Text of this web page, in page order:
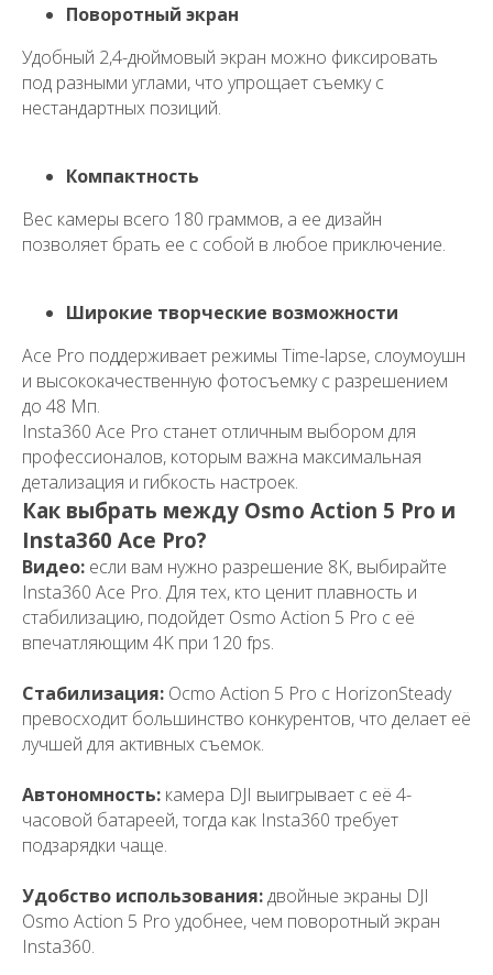
Поворотный экран
Удобный 2,4-дюймовый экран можно фиксировать
под разными углами, что упрощает съемку с
нестандартных позиций.
Компактность
Вес камеры всего 180 граммов, а ее дизайн
позволяет брать ее с собой в любое приключение.
Широкие творческие возможности
Ace Pro поддерживает режимы Time-lapse, слоумоушн
и высококачественную фотосъемку с разрешением
до 48 Мп.
Insta360 Ace Pro станет отличным выбором для
профессионалов, которым важна максимальная
детализация и гибкость настроек.
Как выбрать между Osmo Action 5 Pro и
Insta360 Ace Pro?
Видео: если вам нужно разрешение 8K, выбирайте
Insta360 Ace Pro. Для тех, кто ценит плавность и
стабилизацию, подойдет Osmo Action 5 Pro с её
впечатляющим 4K при 120 fps.
Стабилизация: Осmo Action 5 Pro с HorizonSteady
превосходит большинство конкурентов, что делает её
лучшей для активных съемок.
Автономность: камера DJI выигрывает с её 4-
часовой батареей, тогда как Insta360 требует
подзарядки чаще.
Удобство использования:двойные экраны DJI
Osmo Action 5 Pro удобнее, чем поворотный экран
Insta360.
Получить коммерческое
Корзина
Обратный звонок
Написать в WhatsApp
Камеры
Аксессуары
Блог
Получите коммерческое
предложение
менеджер
Отправить
Я принимаюусловия передачи
Подать запрос на
участие в тендере
С Вами свяжется наш
+7